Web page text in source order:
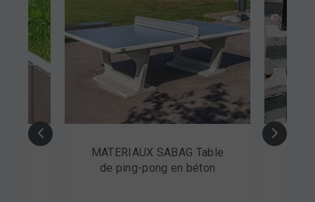
MATERIAUX SABAG Table
de ping-pong en béton